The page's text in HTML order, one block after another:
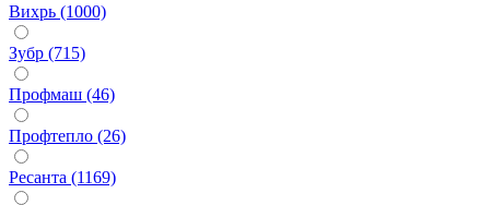
Вихрь (1000)
Зубр (715)
Профмаш (46)
Профтепло (26)
Ресанта (1169)